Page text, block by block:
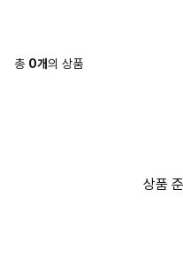
총 0개의 상품
상품